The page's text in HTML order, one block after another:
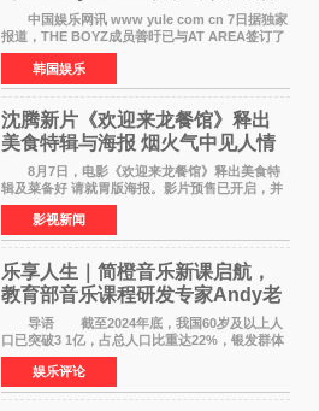
活动并行
中国娱乐网讯 www yule com cn 7日据独家
报道，THE BOYZ成员善旴已与AT AREA签订了
专属合约。AT AREA是由知名制作人组合
Groovy Room创立的hip-hop厂牌，旗下拥有多
位实力派音乐人，在韩
韩国娱乐
沈腾新片《欢迎来龙餐馆》释出
美食特辑与海报 烟火气中见人情
温暖
8月7日，电影《欢迎来龙餐馆》释出美食特
辑及菜备好 请就胃版海报。影片预售已开启，并
将于8月8日至10日14:00-21:00举行全国超前点
映。电影《欢迎来龙餐馆》作为战争美食喜剧大
片，讲述了中国
影视新闻
乐享人生｜简橙音乐新课启航，
教育部音乐课程研发专家Andy老
师重磅入驻领航银龄琴声
导语 截至2024年底，我国60岁及以上人
口已突破3 1亿，占总人口比重达22%，银发群体
的精神文化需求日益凸显。2024年1月，国务院办
公厅印发《关于发展银发经济增进老年人福祉的
意见》——这是
娱乐评论